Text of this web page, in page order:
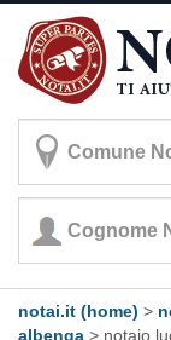
notai.it (home) >
albenga > notaio